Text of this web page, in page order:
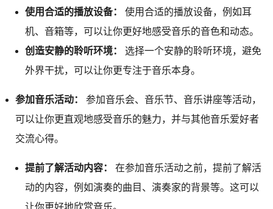
使用合适的播放设备：
使用合适的播放设备，例如耳
机、音箱等，可以让你更好地感受音乐的音色和动态。
创造安静的聆听环境：
选择一个安静的聆听环境，避免
外界干扰，可以让你更专注于音乐本身。
参加音乐活动：
参加音乐会、音乐节、音乐讲座等活动，
可以让你更直观地感受音乐的魅力，并与其他音乐爱好者
交流心得。
提前了解活动内容：
在参加音乐活动之前，提前了解活
动的内容，例如演奏的曲目、演奏家的背景等。这可以
让你更好地欣赏音乐。